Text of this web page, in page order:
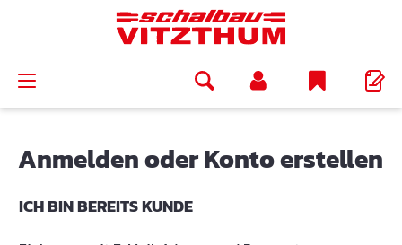
Anmelden oder Konto erstellen
ICH BIN BEREITS KUNDE